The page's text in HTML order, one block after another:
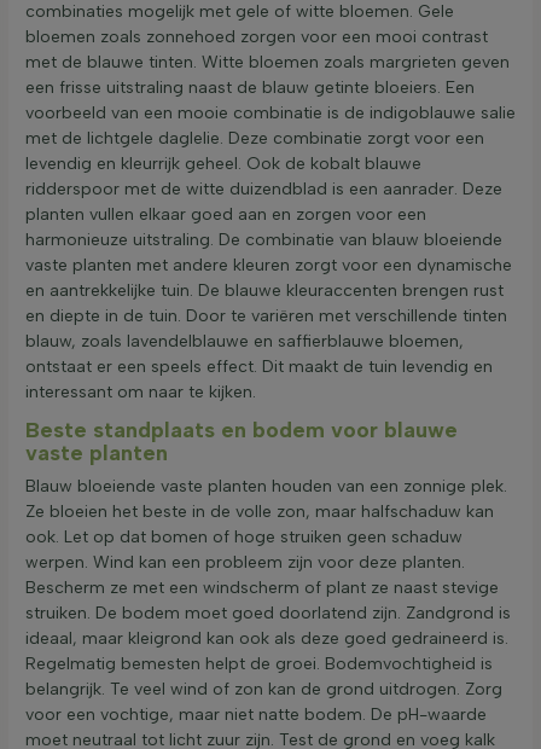
combinaties mogelijk met gele of witte bloemen. Gele
bloemen zoals zonnehoed zorgen voor een mooi contrast
met de blauwe tinten. Witte bloemen zoals margrieten geven
een frisse uitstraling naast de blauw getinte bloeiers. Een
voorbeeld van een mooie combinatie is de indigoblauwe salie
met de lichtgele daglelie. Deze combinatie zorgt voor een
levendig en kleurrijk geheel. Ook de kobalt blauwe
ridderspoor met de witte duizendblad is een aanrader. Deze
planten vullen elkaar goed aan en zorgen voor een
harmonieuze uitstraling. De combinatie van blauw bloeiende
vaste planten met andere kleuren zorgt voor een dynamische
en aantrekkelijke tuin. De blauwe kleuraccenten brengen rust
en diepte in de tuin. Door te variëren met verschillende tinten
blauw, zoals lavendelblauwe en saffierblauwe bloemen,
ontstaat er een speels effect. Dit maakt de tuin levendig en
interessant om naar te kijken.
Beste standplaats en bodem voor blauwe
vaste planten
Blauw bloeiende vaste planten houden van een zonnige plek.
Ze bloeien het beste in de volle zon, maar halfschaduw kan
ook. Let op dat bomen of hoge struiken geen schaduw
werpen. Wind kan een probleem zijn voor deze planten.
Bescherm ze met een windscherm of plant ze naast stevige
struiken. De bodem moet goed doorlatend zijn. Zandgrond is
ideaal, maar kleigrond kan ook als deze goed gedraineerd is.
Regelmatig bemesten helpt de groei. Bodemvochtigheid is
belangrijk. Te veel wind of zon kan de grond uitdrogen. Zorg
voor een vochtige, maar niet natte bodem. De pH-waarde
moet neutraal tot licht zuur zijn. Test de grond en voeg kalk